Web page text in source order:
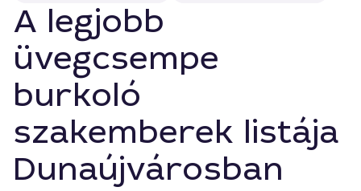
A legjobb
üvegcsempe
burkoló
szakemberek listája
Dunaújvárosban